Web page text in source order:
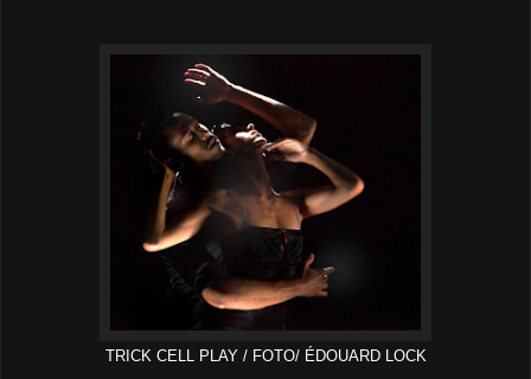
TRICK CELL PLAY / FOTO/ ÉDOUARD LOCK